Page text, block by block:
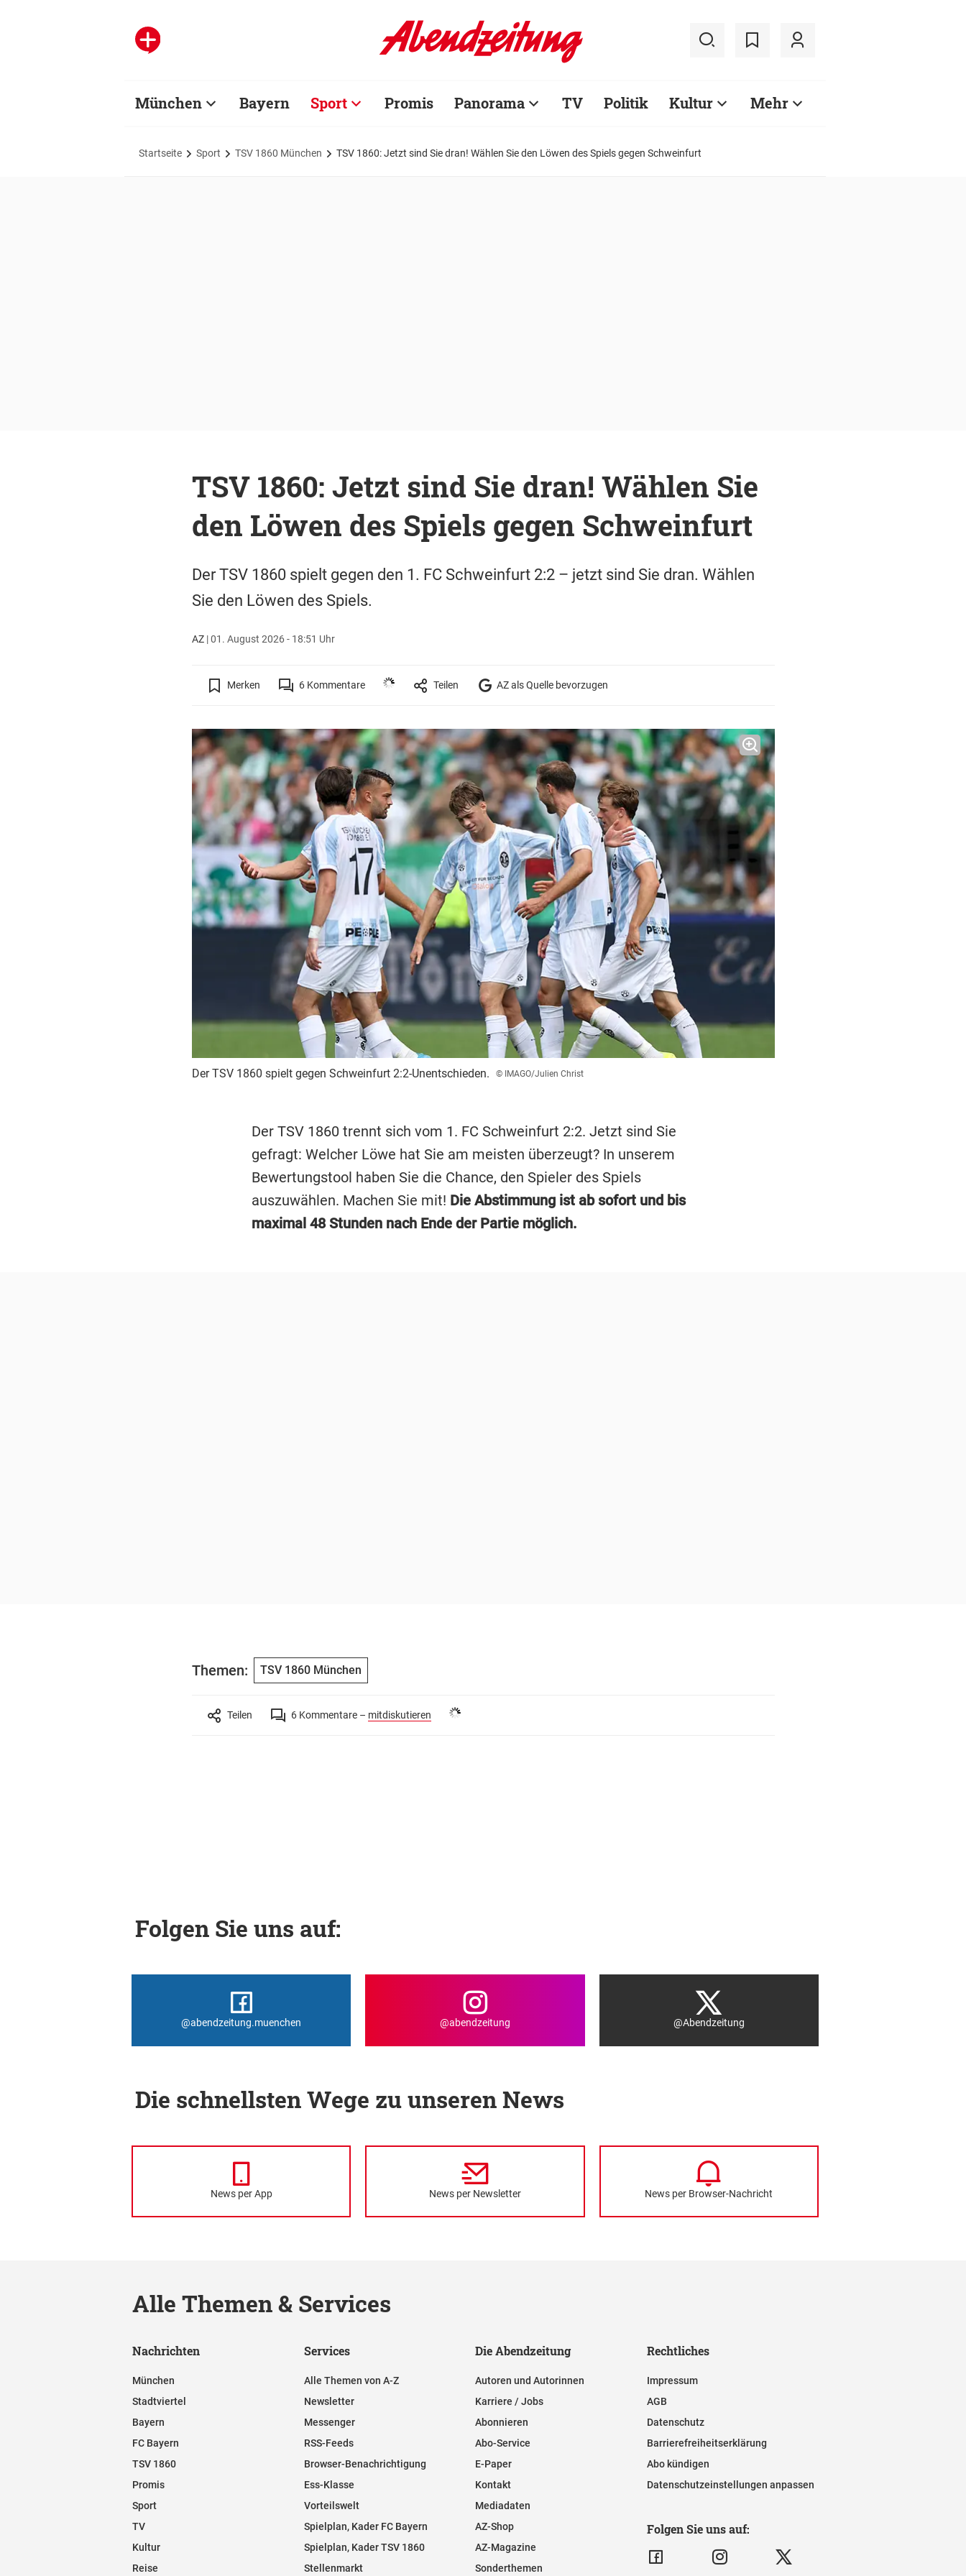
München Bayern Sport Promis Panorama TV Politik Kultur Mehr
Startseite Sport TSV 1860 München TSV 1860: Jetzt sind Sie dran! Wählen Sie den Löwen des Spiels gegen Schweinfurt
TSV 1860: Jetzt sind Sie dran! Wählen Sie
den Löwen des Spiels gegen Schweinfurt
Der TSV 1860 spielt gegen den 1. FC Schweinfurt 2:2 – jetzt sind Sie dran. Wählen
Sie den Löwen des Spiels.
AZ|01. August 2026 - 18:51 Uhr
Merken 6Kommentare Teilen AZ als Quelle bevorzugen
Der TSV 1860 spielt gegen Schweinfurt 2:2-Unentschieden. © IMAGO/Julien Christ
Der TSV 1860 trennt sich vom 1. FC Schweinfurt 2:2. Jetzt sind Sie
gefragt: Welcher Löwe hat Sie am meisten überzeugt? In unserem
Bewertungstool haben Sie die Chance, den Spieler des Spiels
auszuwählen. Machen Sie mit! Die Abstimmung ist ab sofort und bis
maximal 48 Stunden nach Ende der Partie möglich.
Themen: TSV 1860 München
Teilen 6Kommentare – mitdiskutieren
Folgen Sie uns auf:
@abendzeitung.muenchen @abendzeitung @Abendzeitung
Die schnellsten Wege zu unseren News
News per App News per Newsletter News per Browser-Nachricht
Alle Themen & Services
Nachrichten
München
Stadtviertel
Bayern
FC Bayern
TSV 1860
Promis
Sport
TV
Kultur
Reise
Services
Alle Themen von A-Z
Newsletter
Messenger
RSS-Feeds
Browser-Benachrichtigung
Ess-Klasse
Vorteilswelt
Spielplan, Kader FC Bayern
Spielplan, Kader TSV 1860
Stellenmarkt
Die Abendzeitung
Autoren und Autorinnen
Karriere / Jobs
Abonnieren
Abo-Service
E-Paper
Kontakt
Mediadaten
AZ-Shop
AZ-Magazine
Sonderthemen
Rechtliches
Impressum
AGB
Datenschutz
Barrierefreiheitserklärung
Abo kündigen
Datenschutzeinstellungen anpassen
Folgen Sie uns auf: